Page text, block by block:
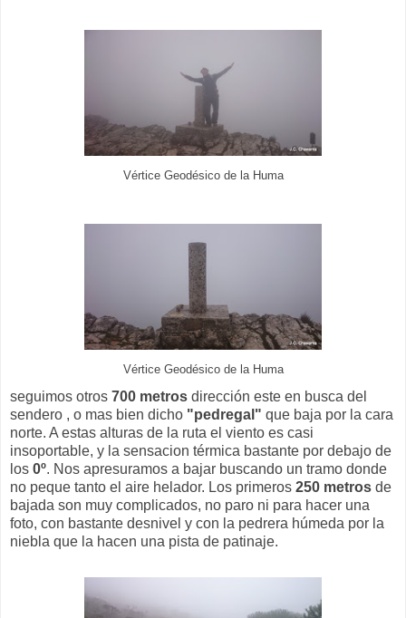
Vértice Geodésico de la Huma
Vértice Geodésico de la Huma
seguimos otros 700 metros dirección este en busca del
sendero , o mas bien dicho "pedregal" que baja por la cara
norte. A estas alturas de la ruta el viento es casi
insoportable, y la sensacion térmica bastante por debajo de
los 0º. Nos apresuramos a bajar buscando un tramo donde
no peque tanto el aire helador. Los primeros 250 metros de
bajada son muy complicados, no paro ni para hacer una
foto, con bastante desnivel y con la pedrera húmeda por la
niebla que la hacen una pista de patinaje.